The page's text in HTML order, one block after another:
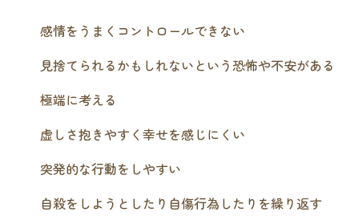
感情をうまくコントロールできない
見捨てられるかもしれないという恐怖や不安がある
極端に考える
虚しさ抱きやすく幸せを感じにくい
突発的な行動をしやすい
自殺をしようとしたり自傷行為したりを繰り返す